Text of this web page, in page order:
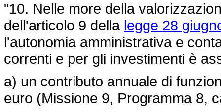
"10. Nelle more della
dell'articolo 9 della legge 28
l'autonomia amministrativa e
correnti e per gli investimenti è
a) un contributo annuale di
euro (Missione 9, Programma 8,